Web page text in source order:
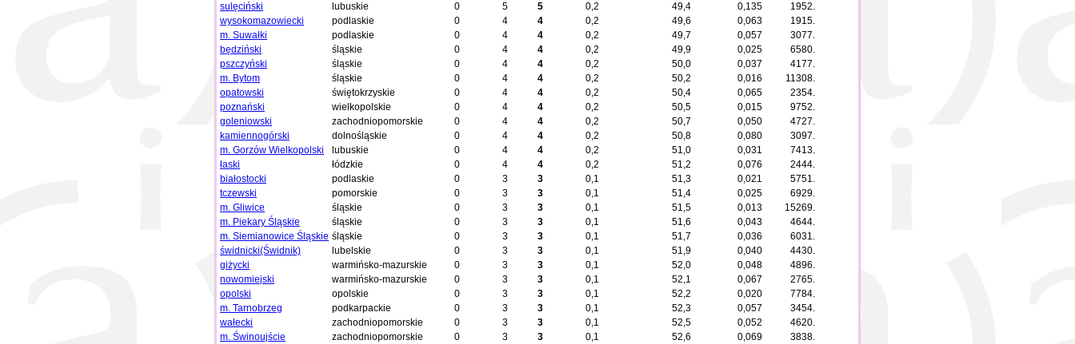
sulęciński
lubuskie 0 5 5 0,2 49,4 0,135
1952.
wysokomazowiecki
podlaskie 0 4 4 0,2 49,6 0,063
1915.
m. Suwałki
podlaskie 0 4 4 0,2 49,7 0,057
3077.
będziński
śląskie 0 4 4 0,2 49,9 0,025
6580.
pszczyński
śląskie 0 4 4 0,2 50,0 0,037
4177.
m. Bytom
śląskie 0 4 4 0,2 50,2 0,016
11308.
opatowski
świętokrzyskie 0 4 4 0,2 50,4 0,065
2354.
poznański
wielkopolskie 0 4 4 0,2 50,5 0,015
9752.
goleniowski
zachodniopomorskie 0 4 4 0,2 50,7 0,050
4727.
kamiennogórski
dolnośląskie 0 4 4 0,2 50,8 0,080
3097.
m. Gorzów Wielkopolski
lubuskie 0 4 4 0,2 51,0 0,031
7413.
łaski
łódzkie 0 4 4 0,2 51,2 0,076
2444.
białostocki
podlaskie 0 3 3 0,1 51,3 0,021
5751.
tczewski
pomorskie 0 3 3 0,1 51,4 0,025
6929.
m. Gliwice
śląskie 0 3 3 0,1 51,5 0,013
15269.
m. Piekary Śląskie
śląskie 0 3 3 0,1 51,6 0,043
4644.
m. Siemianowice Śląskie śląskie 0 3 3 0,1 51,7 0,036
6031.
świdnicki(Świdnik)
lubelskie 0 3 3 0,1 51,9 0,040
4430.
giżycki
warmińsko-mazurskie 0 3 3 0,1 52,0 0,048
4896.
nowomiejski
warmińsko-mazurskie 0 3 3 0,1 52,1 0,067
2765.
opolski
opolskie 0 3 3 0,1 52,2 0,020
7784.
m. Tarnobrzeg
podkarpackie 0 3 3 0,1 52,3 0,057
3454.
wałecki
zachodniopomorskie 0 3 3 0,1 52,5 0,052
4620.
m. Świnoujście
zachodniopomorskie 0 3 3 0,1 52,6 0,069
3838.